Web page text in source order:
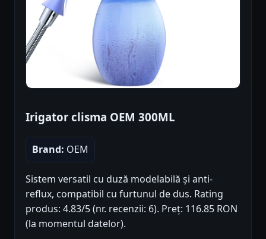
Irigator clisma OEM 300ML
Brand: OEM
Sistem versatil cu duză modelabilă și anti-
reflux, compatibil cu furtunul de dus. Rating
produs: 4.83/5 (nr. recenzii: 6). Preț: 116.85 RON
(la momentul datelor).